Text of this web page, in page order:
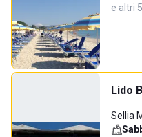
e altri
Lido
Sellia